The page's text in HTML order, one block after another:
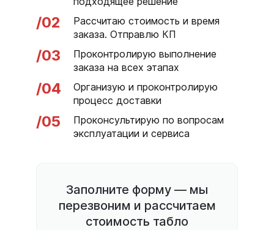
/02
Рассчитаю стоимость и время
заказа. Отправлю КП
/03
Проконтролирую выполнение
заказа на всех этапах
/04
Организую и проконтролирую
процесс доставки
/05
Проконсультирую по вопросам
эксплуатации и сервиса
Заполните форму — мы
перезвоним и рассчитаем
стоимость табло